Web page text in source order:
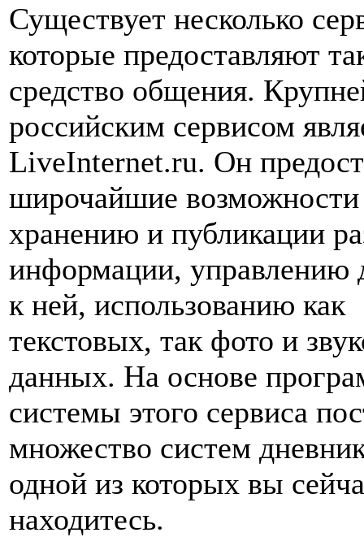
Существует несколько
которые предоставляют
средство общения.
российским сервисом
LiveInternet.ru. Он
широчайшие
хранению и публикации
информации, управлению
к ней, использованию как
текстовых, так фото и
данных. На основе
системы этого сервиса
множество систем
одной из которых вы
находитесь.